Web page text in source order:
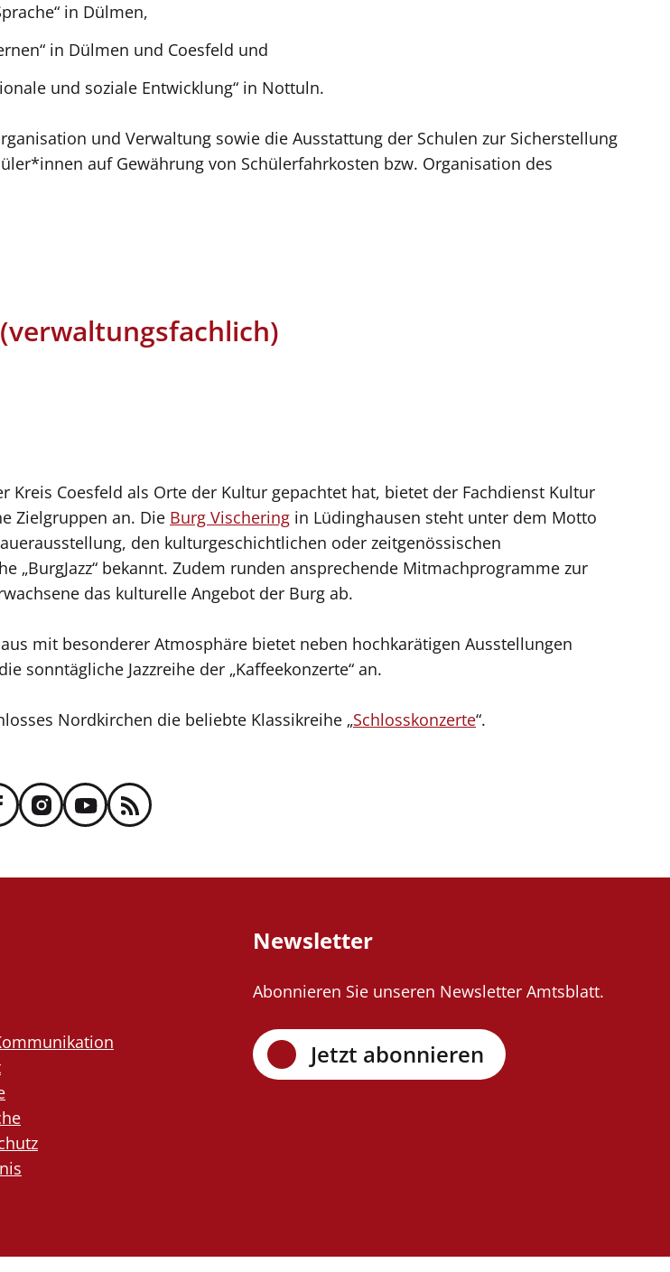
in Dülmen,
in Dülmen und Coesfeld und
und soziale Entwicklung“ in Nottuln.
und Verwaltung sowie die Ausstattung der Schulen zur Sicherstellung
auf Gewährung von Schülerfahrkosten bzw. Organisation des
Coesfeld als Orte der Kultur gepachtet hat, bietet der Fachdienst Kultur
Zielgruppen an. Die Burg Vischering in Lüdinghausen steht unter dem Motto
den kulturgeschichtlichen oder zeitgenössischen
„BurgJazz“ bekannt. Zudem runden ansprechende Mitmachprogramme zur
das kulturelle Angebot der Burg ab.
mit besonderer Atmosphäre bietet neben hochkarätigen Ausstellungen
sonntägliche Jazzreihe der „Kaffeekonzerte“ an.
Nordkirchen die beliebte Klassikreihe „Schlosskonzerte“.
Newsletter
Abonnieren Sie unseren Newsletter Amtsblatt.
Jetzt abonnieren